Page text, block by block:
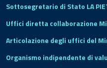
Sottosegretario di Stato LA
Uffici diretta collaborazione
Articolazione degli uffici del
Organismo indipendente di